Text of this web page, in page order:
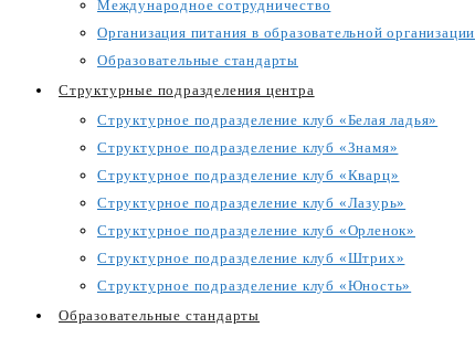
Международное сотрудничество
Организация питания в образовательной организации
Образовательные стандарты
Структурные подразделения центра
Структурное подразделение клуб «Белая ладья»
Структурное подразделение клуб «Знамя»
Структурное подразделение клуб «Кварц»
Структурное подразделение клуб «Лазурь»
Структурное подразделение клуб «Орленок»
Структурное подразделение клуб «Штрих»
Структурное подразделение клуб «Юность»
Образовательные стандарты